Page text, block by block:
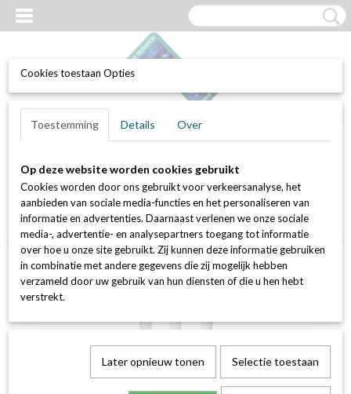
Inloggen Registreren
Home > Waterfilters Filterkaarsen / patronen
Gewikkelde PP
filterkaarsen
SWP - Big Blue 1 micron 20 inch (PP filterkaars voor
industrieel gebruik, per stuk verpakt) gemaakt voor onze Big Blue
filterbehuizing
Cookies toestaan Opties
Toestemming Details Over
Op deze website worden cookies gebruikt
Cookies worden door ons gebruikt voor verkeersanalyse, het
aanbieden van sociale media-functies en het personaliseren van
informatie en advertenties. Daarnaast verlenen we onze sociale
media-, advertentie- en analysepartners toegang tot informatie
over hoe u onze site gebruikt. Zij kunnen deze informatie gebruiken
in combinatie met andere gegevens die zij mogelijk hebben
verzameld door uw gebruik van hun diensten of die u hen hebt
verstrekt.
Later opnieuw tonen Selectie toestaan